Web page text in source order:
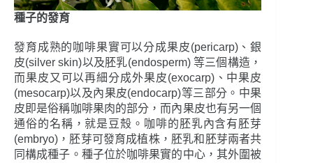
種子的發育
發育成熟的咖啡果實可以分成果皮(pericarp)、銀
皮(silver skin)以及胚乳(endosperm) 等三個構造，
而果皮又可以再細分成外果皮(exocarp)、中果皮
(mesocarp)以及內果皮(endocarp)等三部分。中果
皮即是俗稱咖啡果肉的部分，而內果皮也有另一個
通俗的名稱，就是豆殼。咖啡的胚乳內含有胚芽
(embryo)，胚芽可發育成植株，胚乳和胚芽兩者共
同構成種子。種子位於咖啡果實的中心，其外圍被